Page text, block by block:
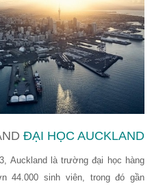
ĐẠI HỌC AUCKLAND
Auckland là trường đại học hàng
44.000 sinh viên, trong đó gần